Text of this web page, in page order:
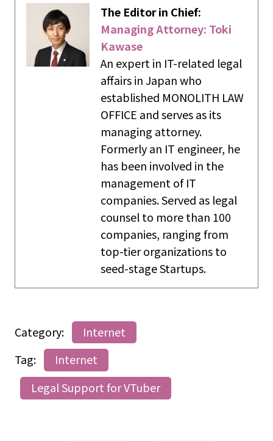
The Editor in Chief:
Managing Attorney: Toki
Kawase
An expert in IT-related legal
affairs in Japan who
established MONOLITH LAW
OFFICE and serves as its
managing attorney.
Formerly an IT engineer, he
has been involved in the
management of IT
companies. Served as legal
counsel to more than 100
companies, ranging from
top-tier organizations to
seed-stage Startups.
Category:
Internet
Tag:
Internet
Legal Support for VTuber